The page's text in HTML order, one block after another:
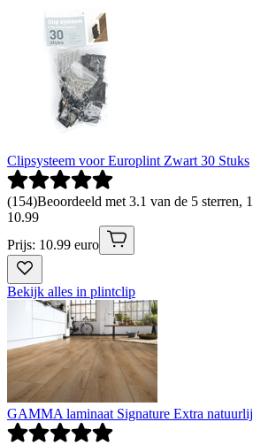
Clipsysteem voor Europlint Zwart 30 Stuks
(154)Beoordeeld met 3.1 van de 5 sterren,
10.99
Prijs: 10.99 euro
Bekijk alles in plintclip
GAMMA laminaat Signature Extra